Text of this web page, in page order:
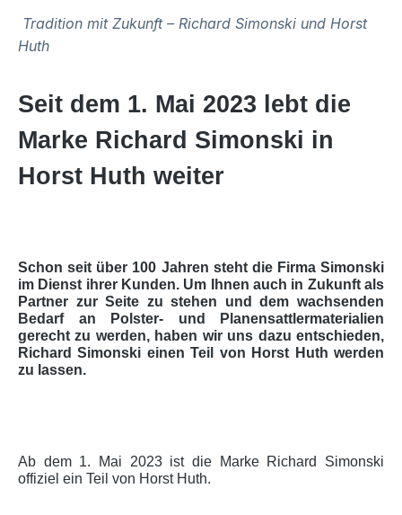
Tradition mit Zukunft – Richard Simonski und Horst
Huth
Seit dem 1. Mai 2023 lebt die
Marke Richard Simonski in
Horst Huth weiter
Schon seit über 100 Jahren steht die Firma Simonski
im Dienst ihrer Kunden. Um Ihnen auch in Zukunft als
Partner zur Seite zu stehen und dem wachsenden
Bedarf an Polster- und Planensattlermaterialien
gerecht zu werden, haben wir uns dazu entschieden,
Richard Simonski einen Teil von Horst Huth werden
zu lassen.
Ab dem 1. Mai 2023 ist die Marke Richard Simonski
offiziel ein Teil von Horst Huth.